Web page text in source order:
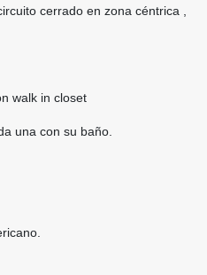
cerrado en zona céntrica ,
walk in closet
una con su baño.